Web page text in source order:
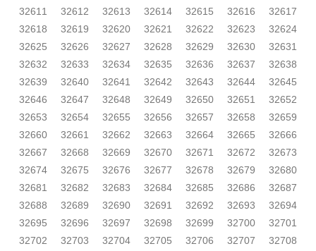
32611
32612 32613 32614 32615 32616
32617
32618
32619 32620 32621 32622 32623
32624
32625
32626 32627 32628 32629 32630
32631
32632
32633 32634 32635 32636 32637
32638
32639
32640 32641 32642 32643 32644
32645
32646
32647 32648 32649 32650 32651
32652
32653
32654 32655 32656 32657 32658
32659
32660
32661 32662 32663 32664 32665
32666
32667
32668 32669 32670 32671 32672
32673
32674
32675 32676 32677 32678 32679
32680
32681
32682 32683 32684 32685 32686
32687
32688
32689 32690 32691 32692 32693
32694
32695
32696 32697 32698 32699 32700
32701
32702
32703 32704 32705 32706 32707
32708